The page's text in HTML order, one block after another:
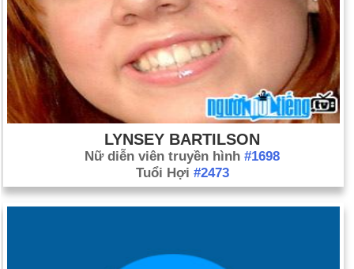
LYNSEY BARTILSON
Nữ diễn viên truyền hình #1698
Tuổi Hợi #2473